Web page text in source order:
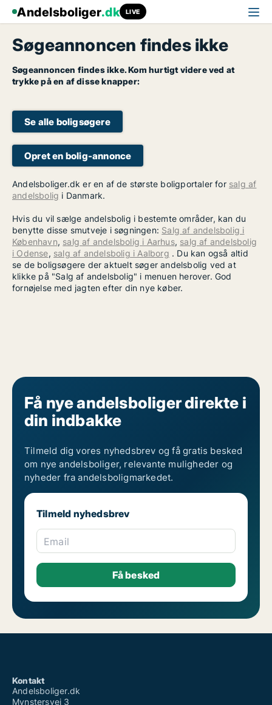
Andelsboliger.dk LIVE
Søgeannoncen findes ikke
Søgeannoncen findes ikke. Kom hurtigt videre ved at
trykke på en af disse knapper:
Se alle boligsøgere
Opret en bolig-annonce
Andelsboliger.dk er en af de største boligportaler for salg af
andelsbolig i Danmark.
Hvis du vil sælge andelsbolig i bestemte områder, kan du
benytte disse smutveje i søgningen: Salg af andelsbolig i
København, salg af andelsbolig i Aarhus, salg af andelsbolig
i Odense, salg af andelsbolig i Aalborg . Du kan også altid
se de boligsøgere der aktuelt søger andelsbolig ved at
klikke på "Salg af andelsbolig" i menuen herover. God
fornøjelse med jagten efter din nye køber.
Få nye andelsboliger direkte i
din indbakke
Tilmeld dig vores nyhedsbrev og få gratis besked
om nye andelsboliger, relevante muligheder og
nyheder fra andelsboligmarkedet.
Tilmeld nyhedsbrev
Email
Kontakt
Andelsboliger.dk
Mynstersvej 3